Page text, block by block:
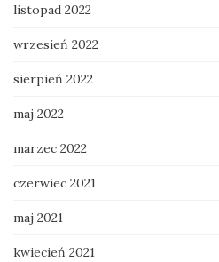
listopad 2022
wrzesień 2022
sierpień 2022
maj 2022
marzec 2022
czerwiec 2021
maj 2021
kwiecień 2021